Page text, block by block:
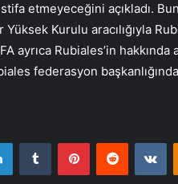
etmeyeceğini açıkladı.
Yüksek Kurulu aracılığıyla
ayrıca Rubiales’in
federasyon
LinkedInTumblr PinterestReddit